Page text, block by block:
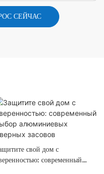
СЕЙЧАС
свой дом с
современный